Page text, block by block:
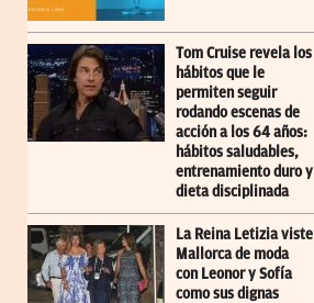
Tom Cruise revela los
hábitos que le
permiten seguir
rodando escenas de
acción a los 64 años:
hábitos saludables,
entrenamiento duro y
dieta disciplinada
La Reina Letizia viste
Mallorca de moda
con Leonor y Sofía
como sus dignas